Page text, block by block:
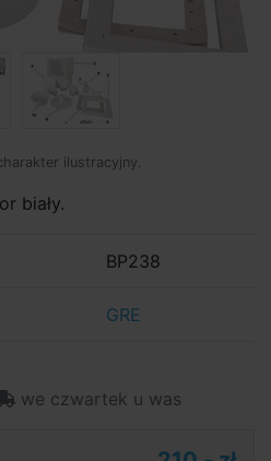
ilustracyjny.
biały.
BP238
GRE
we czwartek u was